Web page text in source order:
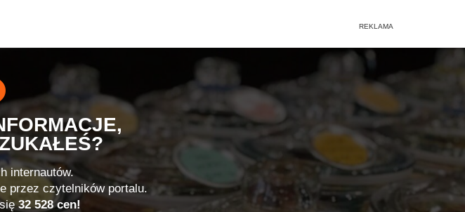
internautów.
przez czytelników portalu.
32 528 cen!